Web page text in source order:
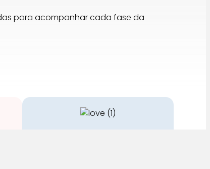
para acompanhar cada fase da